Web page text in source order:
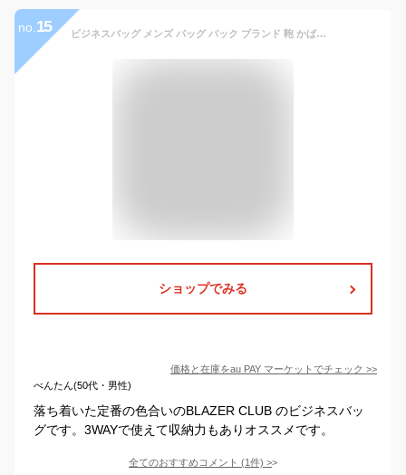
no. 15 ビジネスバッグ メンズ バッグ バック ブランド 鞄 かばん ビジネス 3WAY B4対応 リュック ブリーフケース BLAZER CLUB (hi-26412) 出張
ショップでみる
価格と在庫をau PAY マーケット でチェック >>
べんたん(50代・男性)
落ち着いた定番の色合いのBLAZER CLUB のビジネスバッ
グです。3WAYで使えて収納力もありオススメです。
全てのおすすめコメント (1件) >